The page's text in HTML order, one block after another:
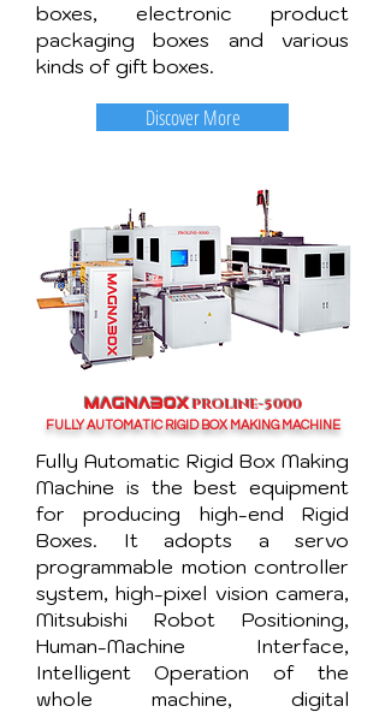
boxes, electronic product
packaging boxes and various
kinds of gift boxes.
Discover More
MAGNABOXPROLINE-5000
FULLY AUTOMATIC RIGID BOX MAKING MACHINE
Fully Automatic Rigid Box Making
Machine is the best equipment
for producing high-end Rigid
Boxes. It adopts a servo
programmable motion controller
system, high-pixel vision camera,
Mitsubishi Robot Positioning,
Human-Machine Interface,
Intelligent Operation of the
whole machine, digital